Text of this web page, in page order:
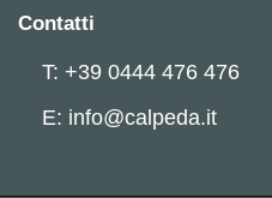
Contatti
T: +39 0444 476 476
E: info@calpeda.it